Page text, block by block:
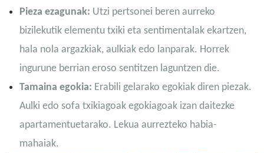
Pieza ezagunak: Utzi pertsonei beren aurreko
bizilekutik elementu txiki eta sentimentalak ekartzen,
hala nola argazkiak, aulkiak edo lanparak. Horrek
ingurune berrian eroso sentitzen laguntzen die.
Tamaina egokia: Erabili gelarako egokiak diren piezak.
Aulki edo sofa txikiagoak egokiagoak izan daitezke
apartamentuetarako. Lekua aurrezteko habia-
mahaiak.